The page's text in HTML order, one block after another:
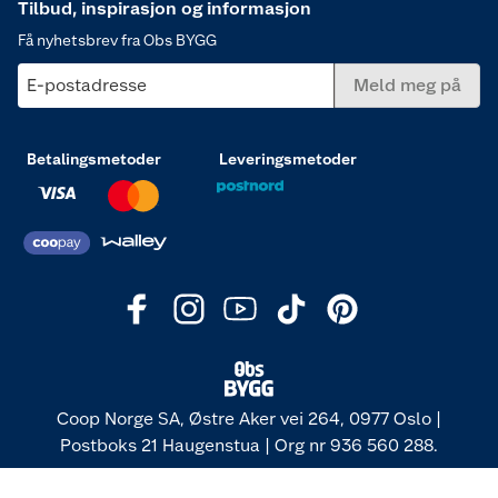
Tilbud, inspirasjon og informasjon
Få nyhetsbrev fra Obs BYGG
E-postadresse Meld meg på
Betalingsmetoder Leveringsmetoder
Coop Norge SA, Østre Aker vei 264, 0977 Oslo |
Postboks 21 Haugenstua | Org nr 936 560 288.